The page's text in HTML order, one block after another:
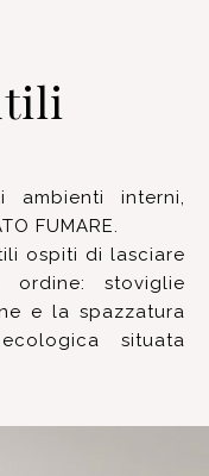
interni,
FUMARE.
ospiti di lasciare
stoviglie
e la spazzatura
situata